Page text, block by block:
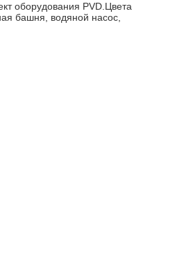
оборудования PVD.Цвета
башня, водяной насос,